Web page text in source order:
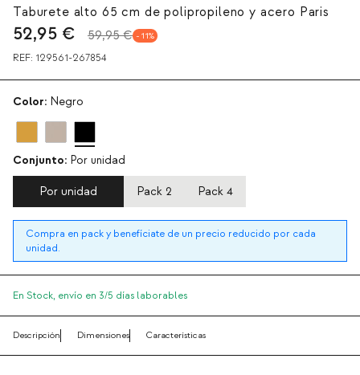
Taburete alto 65 cm de polipropileno y acero Paris
52,95 € 59,95 € 11
REF: 129561-267854
Color: Negro
Conjunto: Por unidad
Por unidad Pack 2 Pack 4
Compra en pack y benefíciate de un precio reducido por cada
unidad.
En Stock, envío en 3/5 días laborables
Descripción Dimensiones Características